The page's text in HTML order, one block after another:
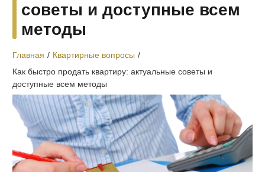
советы и доступные всем
методы
Главная / Квартирные вопросы /
Как быстро продать квартиру: актуальные советы и
доступные всем методы